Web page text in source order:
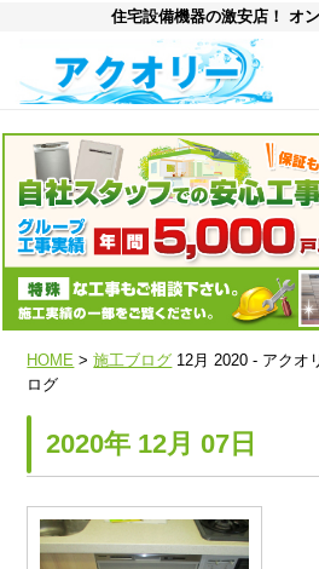
住宅設備機器の激安店！ オ
HOME >施工ブログ 12月 2020 - アクオ
ログ
2020年 12月 07日